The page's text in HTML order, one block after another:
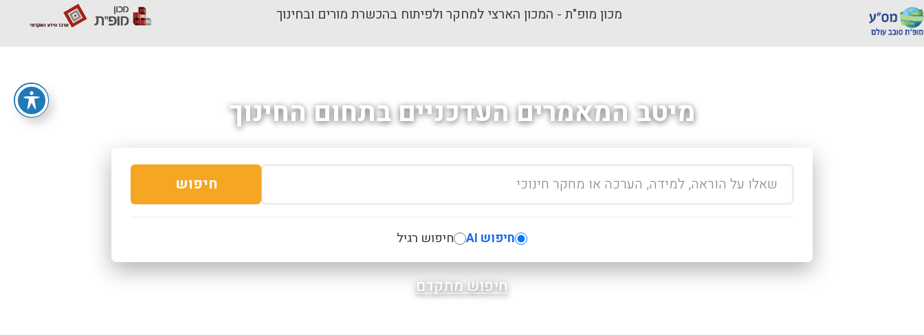
מכון מופ"ת - המכון הארצי למחקר ולפיתוח בהכשרת מורים ובחינוך
מיטב המאמרים העדכניים בתחום החינוך
חיפוש
חיפוש AI חיפוש רגיל
חיפוש מתקדם